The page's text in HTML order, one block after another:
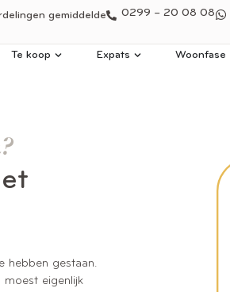
gemiddelde 0299 – 20 08 08
Te koop Expats Woonfase
hebben gestaan.
moest eigenlijk